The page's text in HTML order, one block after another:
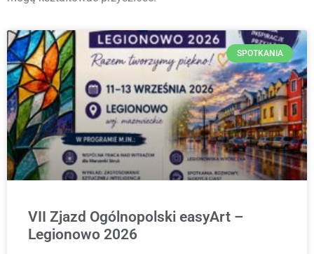
SPOTKANIA
VII Zjazd Ogólnopolski easyArt –
Legionowo 2026